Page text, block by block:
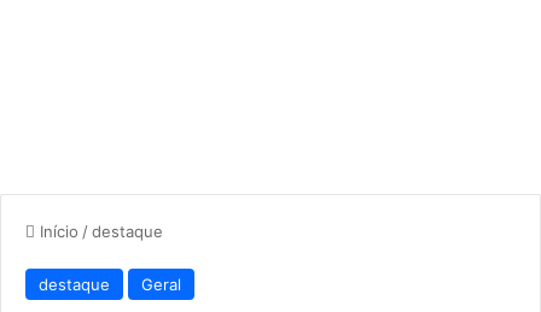
Início /destaque
destaque Geral